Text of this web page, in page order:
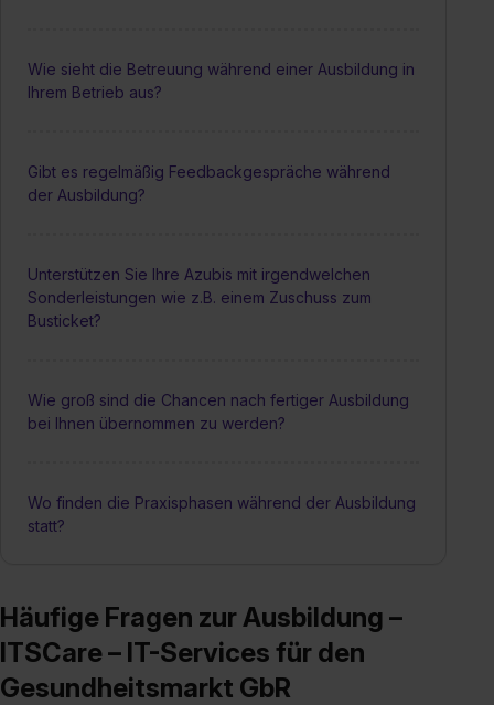
Wie sieht die Betreuung während einer Ausbildung in
Ihrem Betrieb aus?
Gibt es regelmäßig Feedbackgespräche während
der Ausbildung?
Unterstützen Sie Ihre Azubis mit irgendwelchen
Sonderleistungen wie z.B. einem Zuschuss zum
Busticket?
Wie groß sind die Chancen nach fertiger Ausbildung
bei Ihnen übernommen zu werden?
Wo finden die Praxisphasen während der Ausbildung
statt?
Häufige Fragen zur Ausbildung –
ITSCare – IT-Services für den
Gesundheitsmarkt GbR